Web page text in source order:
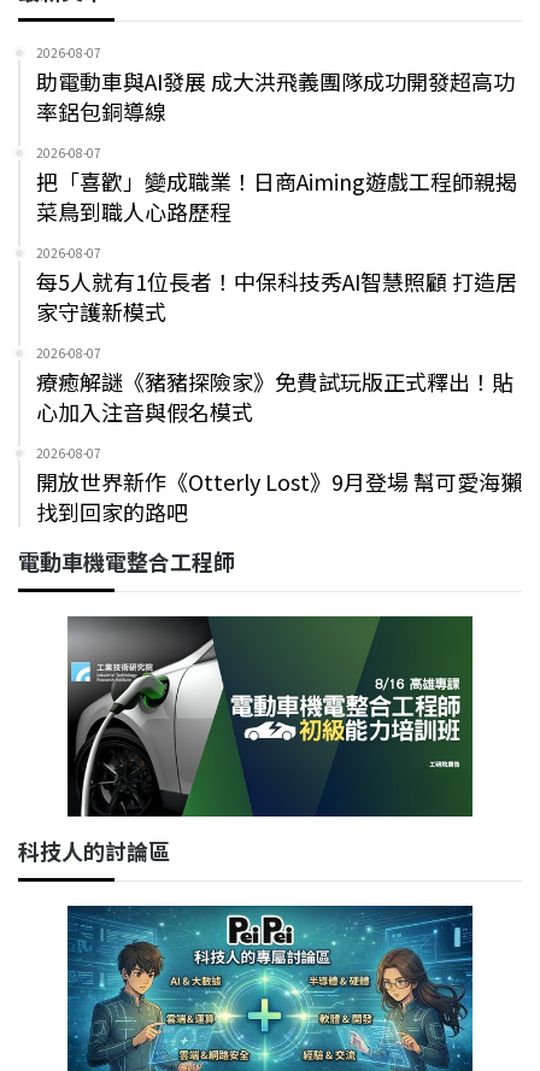
2026-08-07
助電動車與AI發展 成大洪飛義團隊成功開發超高功
率鋁包銅導線
2026-08-07
把「喜歡」變成職業！日商Aiming遊戲工程師親揭
菜鳥到職人心路歷程
2026-08-07
每5人就有1位長者！中保科技秀AI智慧照顧 打造居
家守護新模式
2026-08-07
療癒解謎《豬豬探險家》免費試玩版正式釋出！貼
心加入注音與假名模式
2026-08-07
開放世界新作《Otterly Lost》9月登場 幫可愛海獺
找到回家的路吧
電動車機電整合工程師
科技人的討論區